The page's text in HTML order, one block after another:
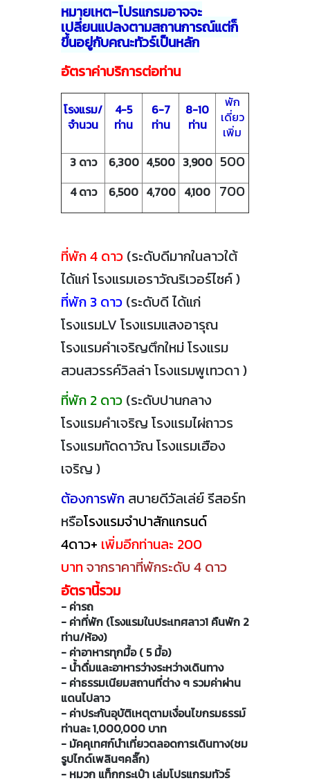
หมายเหตุ-โปรแกรมอาจจะ
เปลี่ยนแปลงตามสถานการณ์แต่ก็
ขึ้นอยู่กับคณะทัวร์เป็นหลัก
อัตราค่าบริการต่อท่าน
โรงแรม/
จำนวน
4-5
ท่าน
6-7
ท่าน
8-10
ท่าน
พัก
เดี่ยว
เพิ่ม
3 ดาว
6,300 4,500 3,900 500
4 ดาว 6,500 4,700 4,100 700
ที่พัก 4 ดาว (ระดับดีมากในลาวใต้
ได้แก่ โรงแรมเอราวัณริเวอร์ไซค์ )
ที่พัก 3 ดาว (ระดับดี ได้แก่
โรงแรมLV โรงแรมแสงอารุณ
โรงแรมคำเจริญตึกใหม่ โรงแรม
สวนสวรรค์วิลล่าโรงแรมพูเทวดา )
ที่พัก 2 ดาว (ระดับปานกลาง
โรงแรมคำเจริญ โรงแรมไผ่ถาวร
โรงแรมทัดดาวัณ โรงแรมเฮือง
เจริญ )
ต้องการพัก สบายดีวัลเล่ย์ รีสอร์ท
หรือโรงแรมจำปาสักแกรนด์
4ดาว+ เพิ่มอีกท่านละ 200
บาทจากราคาที่พักระดับ 4 ดาว
อัตรานี้รวม
- ค่ารถ
- ค่าที่พัก (โรงแรมในประเทศลาว1 คืนพัก 2
ท่าน/ห้อง)
- ค่าอาหารทุกมื้อ ( 5 มื้อ)
- น้ำดื่มและอาหารว่างระหว่างเดินทาง
- ค่าธรรมเนียมสถานที่ต่าง ๆ รวมค่าผ่าน
แดนไปลาว
- ค่าประกันอุบัติเหตุตามเงื่อนไขกรมธรรม์
ท่านละ 1,000,000 บาท
- มัคคุเทศก์นำเที่ยวตลอดการเดินทาง(ชม
รูปไกด์เพลินๆคลิ๊ก)
- หมวก แท็กกระเป๋า เล่มโปรแกรมทัวร์